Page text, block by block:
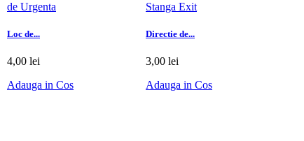
Loc de...
4,00 lei
Adauga in Cos
Directie de...
3,00 lei
Adauga in Cos